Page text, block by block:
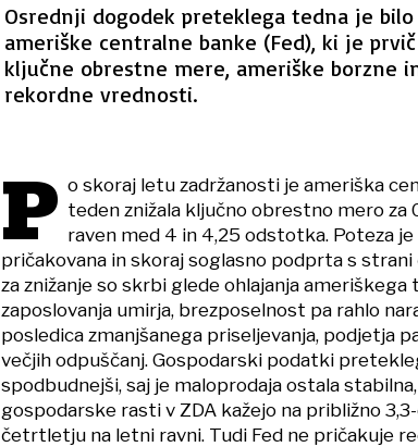
Osrednji dogodek preteklega tedna je
ameriške centralne banke (Fed), ki je
ključne obrestne mere, ameriške borzne
rekordne vrednosti.
P o skoraj letu zadržanosti je ameriška
teden znižala ključno obrestno mero
raven med 4 in 4,25 odstotka. Poteza
pričakovana in skoraj soglasno podprta s strani
za znižanje so skrbi glede ohlajanja ameriškega
zaposlovanja umirja, brezposelnost pa rahlo
posledica zmanjšanega priseljevanja, podjetja
večjih odpuščanj. Gospodarski podatki
spodbudnejši, saj je maloprodaja ostala
gospodarske rasti v ZDA kažejo na približno
četrtletju na letni ravni. Tudi Fed ne pričakuje